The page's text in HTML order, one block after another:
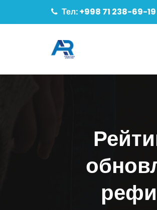
Тел: +998 71 238-69-19